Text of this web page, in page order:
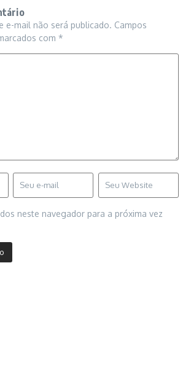
e-mail não será publicado. Campos
com *
neste navegador para a próxima vez